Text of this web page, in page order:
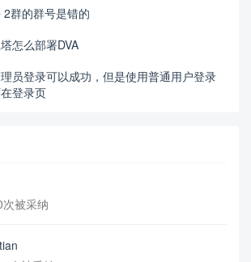
2群的群号是错的
怎么部署DVA
员登录可以成功，但是使用普通用户登录
登录页
被采纳